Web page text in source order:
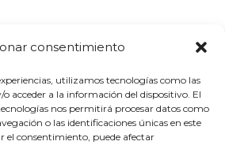
consentimiento
utilizamos tecnologías como las
acceder a la información del dispositivo. El
nos permitirá procesar datos como
o las identificaciones únicas en este
el consentimiento, puede afectar
Frecuentes
el Registro
y nombres